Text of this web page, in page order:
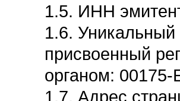
1.5. ИНН
1.6. Уникальный
присвоенный
органом: 00175-
1.7. Адрес